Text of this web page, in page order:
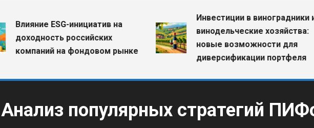
ESG-инициатив на
российских
на фондовом рынке
Инвестиции в виноградники и
винодельческие хозяйства:
новые возможности для
диверсификации портфеля
Анализ популярных стратегий